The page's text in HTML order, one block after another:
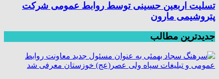
تسلیت اربعین حسینی توسط روابط عمومی شرکت
پتروشیمی مارون
جدیدترین مطالب